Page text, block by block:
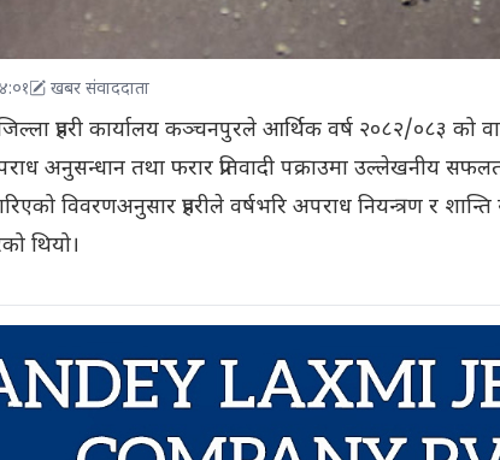
खबर संवाददाता
प्रहरी कार्यालय कञ्चनपुरले आर्थिक वर्ष २०८२/०८३ को
अनुसन्धान तथा फरार प्रतिवादी पक्राउमा उल्लेखनीय
विवरणअनुसार प्रहरीले वर्षभरि अपराध नियन्त्रण र
थियो।